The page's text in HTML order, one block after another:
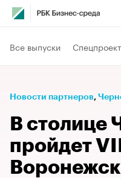
Все выпуски Спецпроект
Новости партнеров⁠,
В столице
пройдет